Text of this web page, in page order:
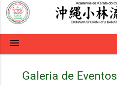
menu
Galeria de Eventos